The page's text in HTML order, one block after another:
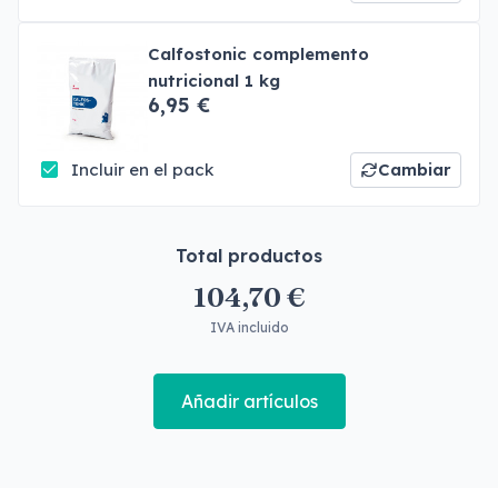
Calfostonic complemento
nutricional 1 kg
6,95 €
Incluir en el pack Cambiar
Total productos
104,70 €
IVA incluido
Añadir artículos